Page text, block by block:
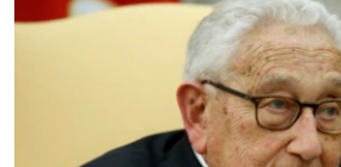
AMERIKA MANZARALARI
VASHINGTON CHOYXONASI
MOBIL-SALOM!
IJTIMOIY TARMOQLAR
INSTAGRAM
Learning English